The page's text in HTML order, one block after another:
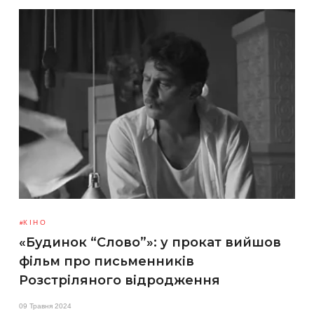
КІНО
«Будинок “Слово”»: у прокат вийшов
фільм про письменників
Розстріляного відродження
09 Травня 2024